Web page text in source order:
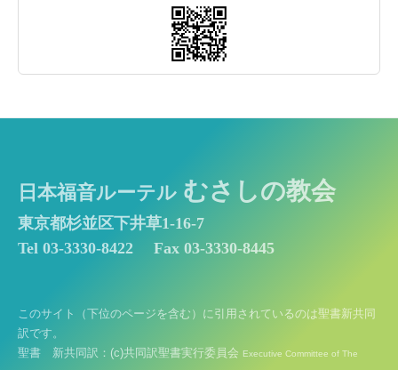
日本福音ルーテル むさしの教会
東京都杉並区下井草1-16-7
Tel 03-3330-8422
Fax 03-3330-8445
このサイト（下位のページを含む）に引用されているのは聖書新共同
訳です。
聖書 新共同訳：(c)共同訳聖書実行委員会 Executive Committee of The